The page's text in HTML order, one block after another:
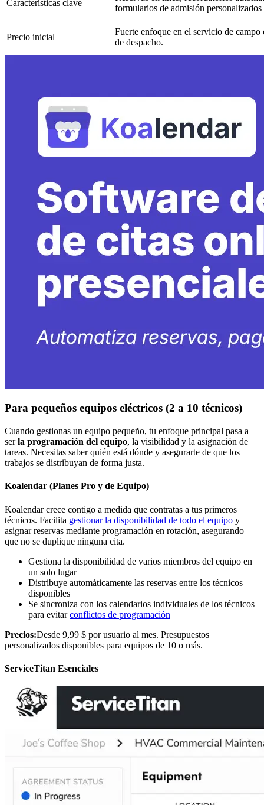
Características clave
formularios de admisión personalizados
Precio inicial
Fuerte enfoque en el servicio de campo
de despacho.
Para pequeños equipos eléctricos (2 a 10 técnicos)
Cuando gestionas un equipo pequeño, tu enfoque principal pasa a
serla programación del equipo, la visibilidad y la asignación de
tareas. Necesitas saber quién está dónde y asegurarte de que los
trabajos se distribuyan de forma justa.
Koalendar (Planes Pro y de Equipo)
Koalendar crece contigo a medida que contratas a tus primeros
técnicos. Facilita gestionar la disponibilidad de todo el equipo y
asignar reservas mediante programación en rotación, asegurando
que no se duplique ninguna cita.
Gestiona la disponibilidad de varios miembros del equipo en
un solo lugar
Distribuye automáticamente las reservas entre los técnicos
disponibles
Se sincroniza con los calendarios individuales de los técnicos
para evitarconflictos de programación
Precios:Desde 9,99 $ por usuario al mes. Presupuestos
personalizados disponibles para equipos de 10 o más.
ServiceTitan Esenciales